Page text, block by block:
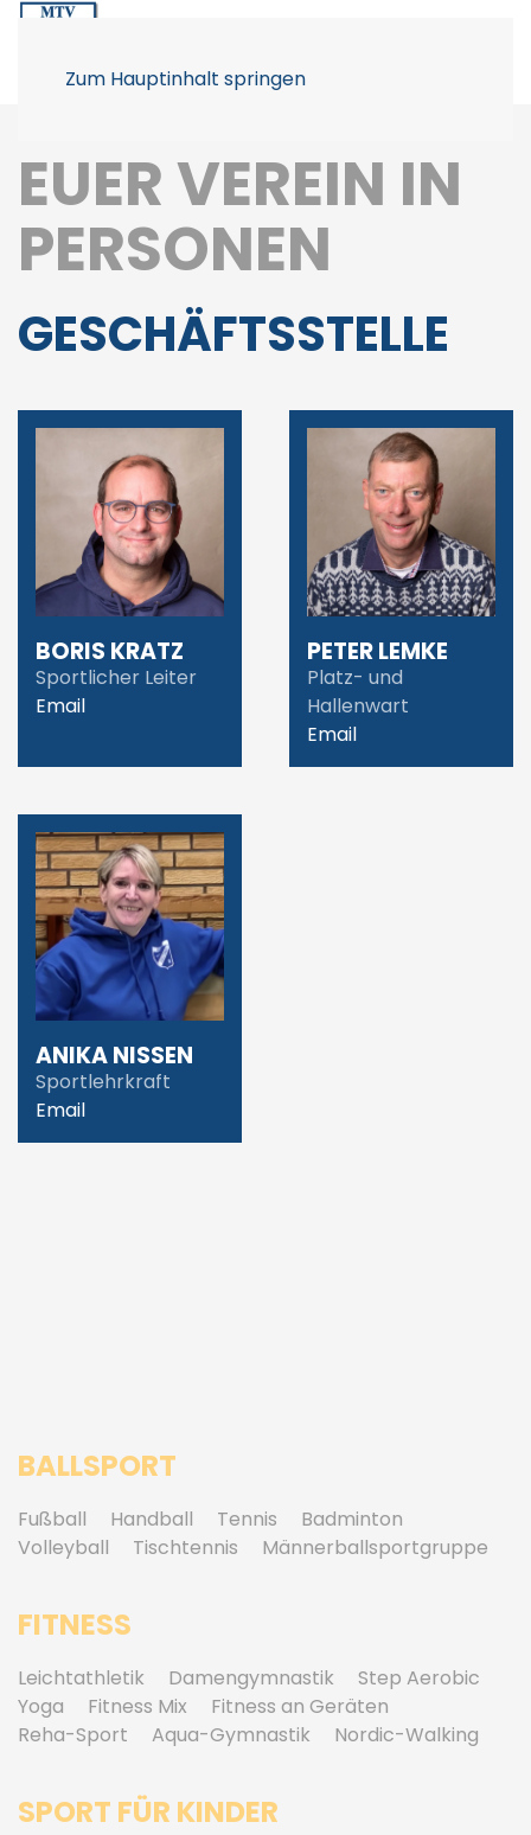
Zum Hauptinhalt springen
EUER VEREIN IN
PERSONEN
GESCHÄFTSSTELLE
BORIS KRATZ
Sportlicher Leiter
Email
PETER LEMKE
Platz- und
Hallenwart
Email
ANIKA NISSEN
Sportlehrkraft
Email
BALLSPORT
Fußball Handball Tennis
Badminton
Volleyball
Tischtennis Männerballsportgruppe
FITNESS
Leichtathletik Damengymnastik
Step Aerobic
Yoga
Fitness Mix
Fitness an Geräten
Reha-Sport
Aqua-Gymnastik Nordic-Walking
SPORT FÜR KINDER